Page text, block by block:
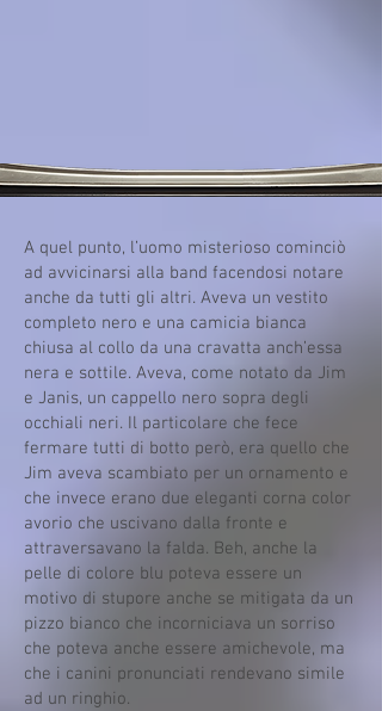
A quel punto, l’uomo misterioso cominciò
ad avvicinarsi alla band facendosi notare
anche da tutti gli altri. Aveva un vestito
completo nero e una camicia bianca
chiusa al collo da una cravatta anch’essa
nera e sottile. Aveva, come notato da Jim
e Janis, un cappello nero sopra degli
occhiali neri. Il particolare che fece
fermare tutti di botto però, era quello che
Jim aveva scambiato per un ornamento e
che invece erano due eleganti corna color
avorio che uscivano dalla fronte e
attraversavano la falda. Beh, anche la
pelle di colore blu poteva essere un
motivo di stupore anche se mitigata da un
pizzo bianco che incorniciava un sorriso
che poteva anche essere amichevole, ma
che i canini pronunciati rendevano simile
ad un ringhio.